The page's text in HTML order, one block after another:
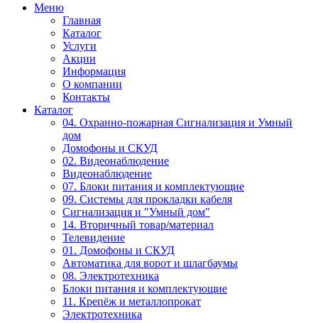
Меню
Главная
Каталог
Услуги
Акции
Информация
О компании
Контакты
Каталог
04. Охранно-пожарная Сигнализация и Умный
дом
Домофоны и СКУД
02. Видеонаблюдение
Видеонаблюдение
07. Блоки питания и комплектующие
09. Системы для прокладки кабеля
Сигнализация и "Умный дом"
14. Вторичный товар/материал
Телевидение
01. Домофоны и СКУД
Автоматика для ворот и шлагбаумы
08. Электротехника
Блоки питания и комплектующие
11. Крепёж и металлопрокат
Электротехника